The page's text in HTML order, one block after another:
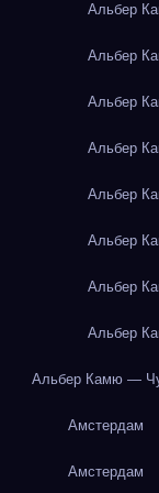
Альбер
Альбер
Альбер
Альбер
Альбер
Альбер
Альбер
Альбер
Альбер Камю —
Амстердам
Амстердам